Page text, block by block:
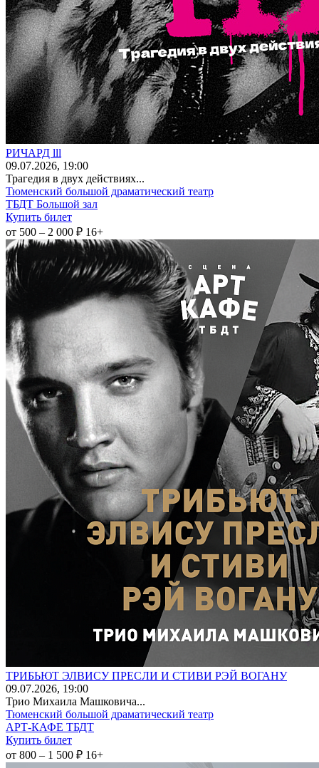
РИЧАРД lll
09.07.2026, 19:00
Трагедия в двух действиях...
Тюменский большой драматический театр
ТБДТ Большой зал
Купить билет
от 500 – 2 000 ₽ 16+
ТРИБЬЮТ ЭЛВИСУ ПРЕСЛИ И СТИВИ РЭЙ ВОГАНУ
09.07.2026, 19:00
Трио Михаила Машковича...
Тюменский большой драматический театр
АРТ-КАФЕ ТБДТ
Купить билет
от 800 – 1 500 ₽ 16+